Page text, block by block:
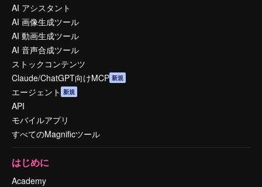
AI アシスタント
AI 画像生成ツール
AI 動画生成ツール
AI 音声合成ツール
ストックコンテンツ
Claude/ChatGPT向けMCP 新規
エージェント 新規
API
モバイルアプリ
すべてのMagnificツール
はじめに
Academy